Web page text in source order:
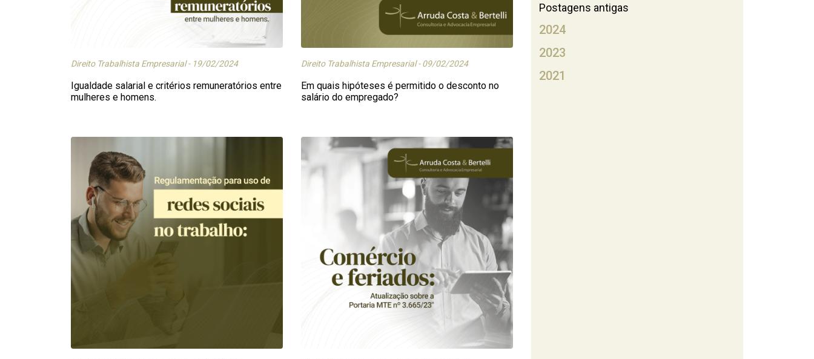
Direito Trabalhista Empresarial - 19/02/2024
Igualdade salarial e critérios remuneratórios entre
mulheres e homens.
Direito Trabalhista Empresarial - 09/02/2024
Em quais hipóteses é permitido o desconto no
salário do empregado?
Postagens antigas
2024
2023
2021